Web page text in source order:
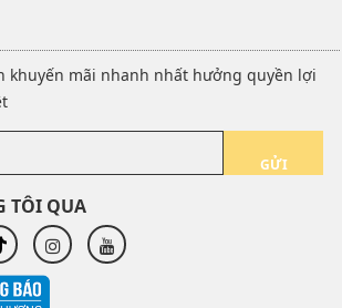
khuyến mãi nhanh nhất hưởng quyền lợi
GỬI
TÔI QUA